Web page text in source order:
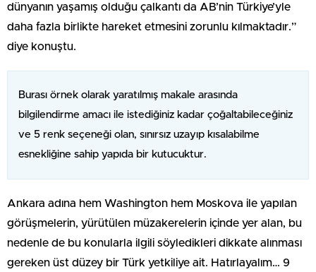
dünyanın yaşamış olduğu çalkantı da AB’nin Türkiye’yle
daha fazla birlikte hareket etmesini zorunlu kılmaktadır.”
diye konuştu.
Burası örnek olarak yaratılmış makale arasında
bilgilendirme amacı ile istediğiniz kadar çoğaltabileceğiniz
ve 5 renk seçeneği olan, sınırsız uzayıp kısalabilme
esnekliğine sahip yapıda bir kutucuktur.
Ankara adına hem Washington hem Moskova ile yapılan
görüşmelerin, yürütülen müzakerelerin içinde yer alan, bu
nedenle de bu konularla ilgili söyledikleri dikkate alınması
gereken üst düzey bir Türk yetkiliye ait. Hatırlayalım… 9